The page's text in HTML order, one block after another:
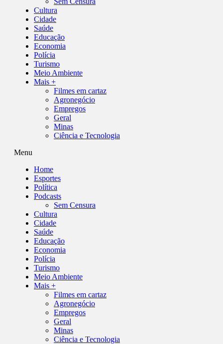
Cultura
Cidade
Saúde
Educação
Economia
Polícia
Turismo
Meio Ambiente
Mais +
Filmes em cartaz
Agronegócio
Empregos
Geral
Minas
Ciência e Tecnologia
Menu
Home
Esportes
Política
Podcasts
Sem Censura
Cultura
Cidade
Saúde
Educação
Economia
Polícia
Turismo
Meio Ambiente
Mais +
Filmes em cartaz
Agronegócio
Empregos
Geral
Minas
Ciência e Tecnologia